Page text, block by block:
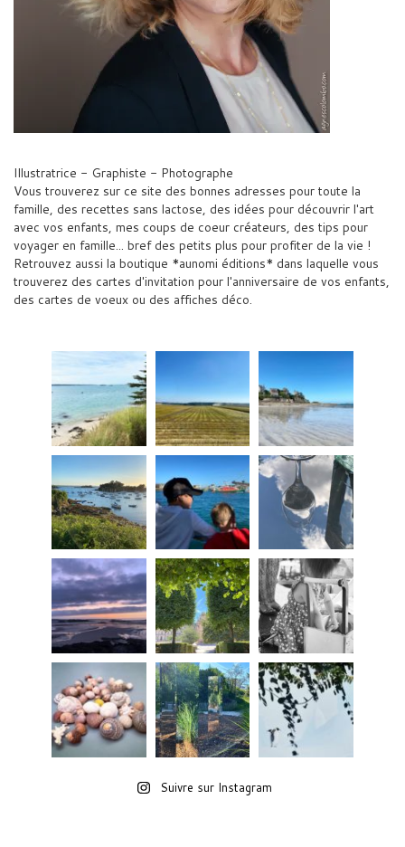
Illustratrice - Graphiste - Photographe
Vous trouverez sur ce site des bonnes adresses pour toute la
famille, des recettes sans lactose, des idées pour découvrir l'art
avec vos enfants, mes coups de coeur créateurs, des tips pour
voyager en famille... bref des petits plus pour profiter de la vie !
Retrouvez aussi la boutique *aunomi éditions* dans laquelle vous
trouverez des cartes d'invitation pour l'anniversaire de vos enfants,
des cartes de voeux ou des affiches déco.
Suivre sur Instagram